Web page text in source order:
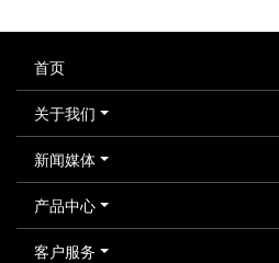
首页
关于我们
新闻媒体
产品中心
客户服务